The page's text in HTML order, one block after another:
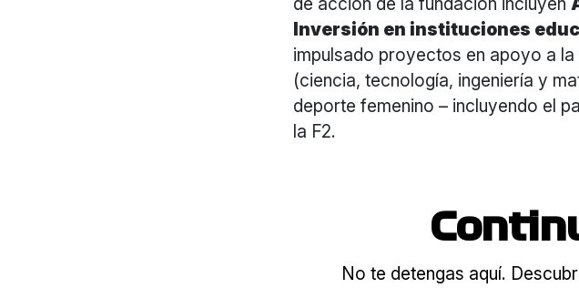
Inversión en instituciones
impulsado proyectos en apoyo a
(ciencia, tecnología, ingeniería y
deporte femenino – incluyendo el
la F2.
No te detengas aquí.